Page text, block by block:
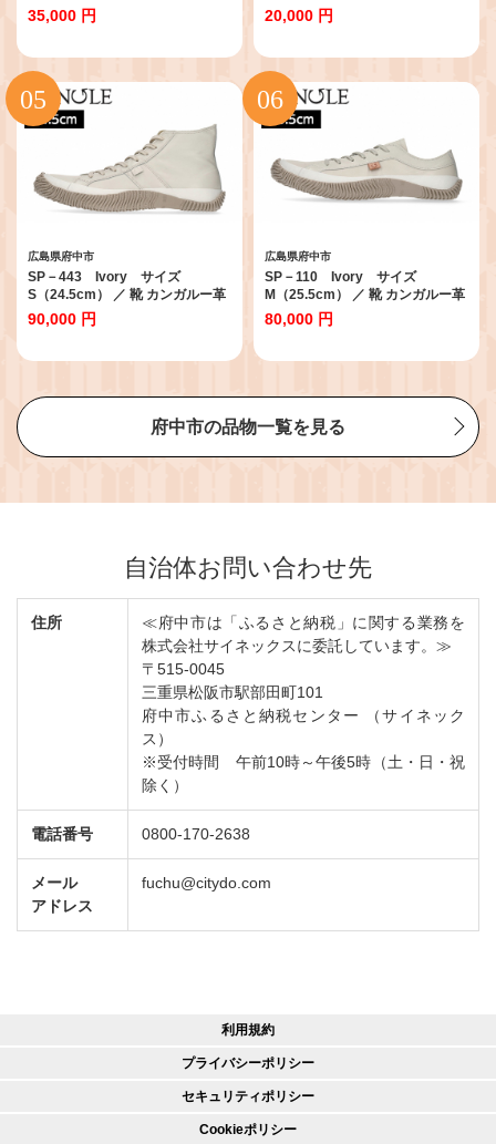
ット ／ 味噌汁 フリーズドライ 天
然醸造 味噌 具だくさん 簡単調理
備蓄 老舗 味噌セット 即席 和食 だ
し 旨み 風味 50食 No.1074
35,000 円
ット ／味噌汁 フリーズドライ 天
然醸造 味噌 具だくさん 簡単調理
備蓄 老舗 味噌セット 即席 和食 だ
し 旨み 風味 25食 No.1072
20,000 円
広島県府中市
SP－443 Ivory サイズ
S（24.5cm） ／ 靴 カンガルー革
軽い ハイカット スピングル
SPINGLE 広島県 スピングルムー
MOVE No.995-03
90,000 円
広島県府中市
SP－110 Ivory サイズ
M（25.5cm） ／ 靴 カンガルー革
軽い スピングル SPINGLE 広島県
スピングルムーヴ スピングルムー
80,000 円
府中市の品物一覧を見る
自治体お問い合わせ先
住所
≪府中市は「ふるさと納税」に関する業務を
株式会社サイネックスに委託しています。≫
〒515-0045
三重県松阪市駅部田町101
府中市ふるさと納税センター （サイネック
ス）
※受付時間 午前10時～午後5時（土・日・祝
除く）
電話番号 0800-170-2638
メール
アドレス
fuchu@citydo.com
利用規約
プライバシーポリシー
セキュリティポリシー
Cookieポリシー